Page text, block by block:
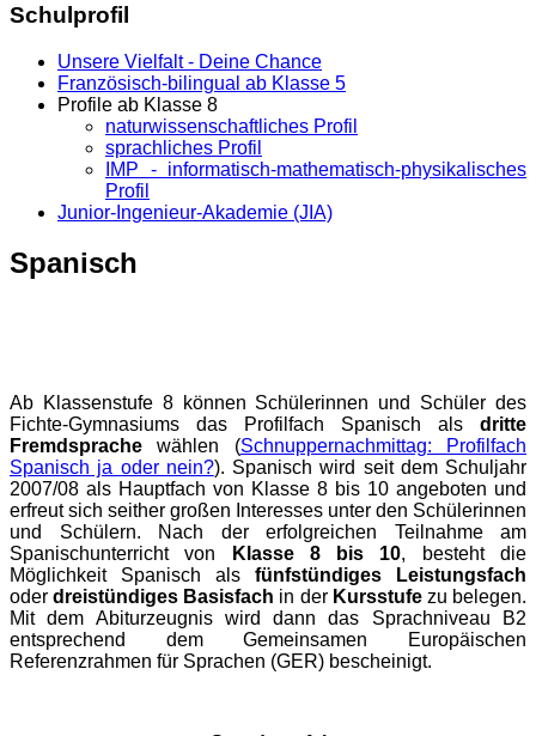
Schulprofil
Unsere Vielfalt - Deine Chance
Französisch-bilingual ab Klasse 5
Profile ab Klasse 8
naturwissenschaftliches Profil
sprachliches Profil
IMP - informatisch-mathematisch-physikalisches
Profil
Junior-Ingenieur-Akademie (JIA)
Spanisch
Ab Klassenstufe 8 können Schülerinnen und Schüler des
Fichte-Gymnasiums das Profilfach Spanisch als dritte
Fremdsprache wählen (Schnuppernachmittag: Profilfach
Spanisch ja oder nein?). Spanisch wird seit dem Schuljahr
2007/08 als Hauptfach von Klasse 8 bis 10 angeboten und
erfreut sich seither großen Interesses unter den Schülerinnen
und Schülern. Nach der erfolgreichen Teilnahme am
Spanischunterricht von
Klasse 8 bis 10, besteht die
Möglichkeit Spanisch als fünfstündiges Leistungsfach
oderdreistündiges Basisfach in der Kursstufezu belegen.
Mit dem Abiturzeugnis wird dann das Sprachniveau B2
entsprechend demGemeinsamen Europäischen
Referenzrahmen für Sprachen (GER) bescheinigt.